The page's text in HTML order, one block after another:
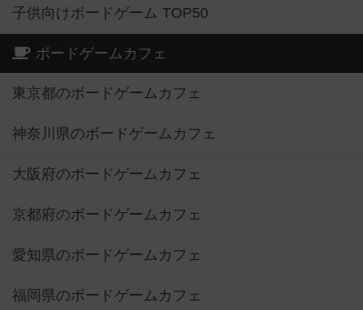
子供向けボードゲーム TOP50
ボードゲームカフェ
東京都のボードゲームカフェ
神奈川県のボードゲームカフェ
大阪府のボードゲームカフェ
京都府のボードゲームカフェ
愛知県のボードゲームカフェ
福岡県のボードゲームカフェ